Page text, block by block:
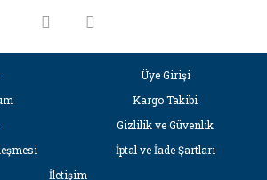
Üye Girişi
Kargo Takibi
Gizlilik ve Güvenlik
İptal ve İade Şartları
İletişim